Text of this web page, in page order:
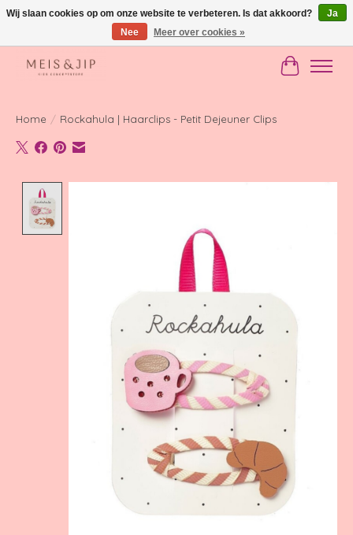
Gratis verzending in NL vanaf €150
Home / Rockahula | Haarclips - Petit Dejeuner Clips
Wij slaan cookies op om onze website te verbeteren. Is dat akkoord?
Ja
Nee
Meer over cookies »